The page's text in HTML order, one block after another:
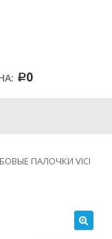
Р0
ПАЛОЧКИ VICI